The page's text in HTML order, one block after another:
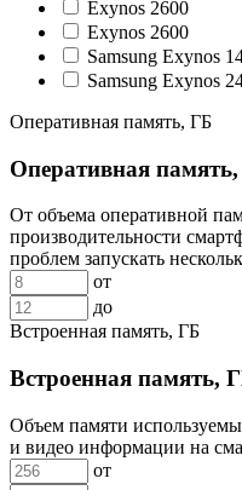
Exynos 2600
Exynos 2600
Samsung Exynos
Samsung Exynos
Оперативная память, ГБ
Оперативная
От объема оперативной
производительности
проблем запускать
от
до
Встроенная память, ГБ
Встроенная память,
Объем памяти
и видео информации на
от